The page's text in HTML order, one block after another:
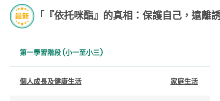
「『依托咪酯』的真相：保護自己，遠離
第一學習階段 (小一至小三)
個人成長及健康生活 家庭生活